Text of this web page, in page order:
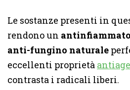
Le sostanze presenti in
rendono un
anti-fungino naturale
eccellenti proprietà antiage
contrasta i radicali liberi.